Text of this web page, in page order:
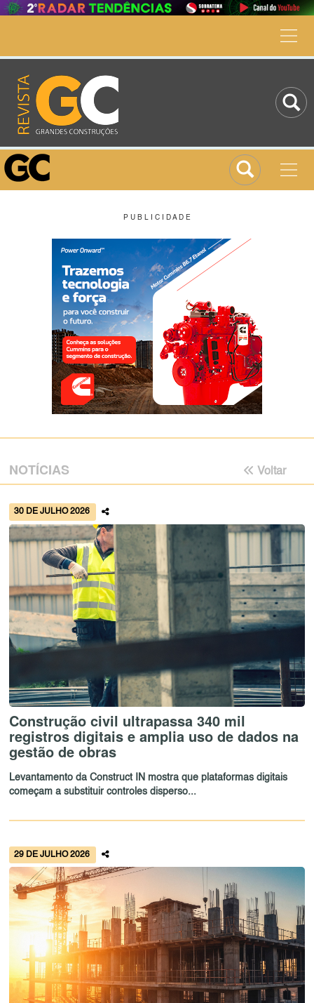
P U B L I C I D A D E
NOTÍCIAS Voltar
30 DE JULHO 2026
Construção civil ultrapassa 340 mil
registros digitais e amplia uso de dados na
gestão de obras
Levantamento da Construct IN mostra que plataformas digitais
começam a substituir controles disperso...
29 DE JULHO 2026